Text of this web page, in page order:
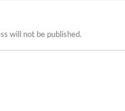
will not be published.